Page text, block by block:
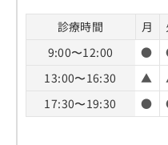
診療時間 月
9:00〜12:00
●
13:00〜16:30
▲
17:30〜19:30
●